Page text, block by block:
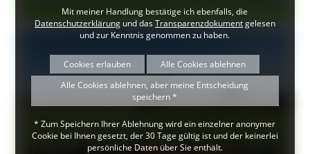
Naturpark Schule (1)
Mit meiner Handlung bestätige ich ebenfalls, die
Datenschutzerklärungund dasTransparenzdokumentgelesen
und zur Kenntnis genommen zu haben.
Cookies erlauben
Alle Cookies ablehnen
Alle Cookies ablehnen, aber meine Entscheidung
speichern *
* Zum Speichern Ihrer Ablehnung wird ein einzelner anonymer
Cookie bei Ihnen gesetzt, der 30 Tage gültig ist und der keinerlei
persönliche Daten über Sie enthält.